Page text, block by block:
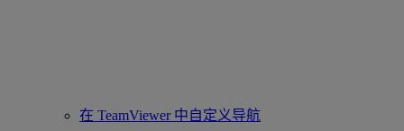
在 TeamViewer 中自定义导航